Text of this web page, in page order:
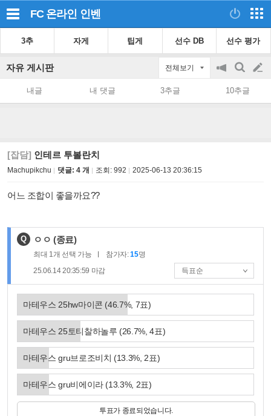
FC 온라인 인벤
3추 자게 팁게 선수 DB 선수 평가
자유 게시판 전체보기
공
지
on/off
검
색
글
쓰
내글 내 댓글 3추글 10추글
[잡담] 인테르 투볼란치
Machupikchu 댓글: 4 개 조회: 992 2025-06-13 20:36:15
어느 조합이 좋을까요??
Q
제
목
:
ㅇㅇ (종료)
최대 1개 선택 가능 참가자:15명
25.06.14 20:35:59 마감
마테우스 25hw마이콘 (46.7%, 7표)
마테우스 25토티찰하놀루 (26.7%,4표)
마테우스 gru브로조비치 (13.3%, 2표)
마테우스 gru비에이라 (13.3%, 2표)
투표가 종료되었습니다.